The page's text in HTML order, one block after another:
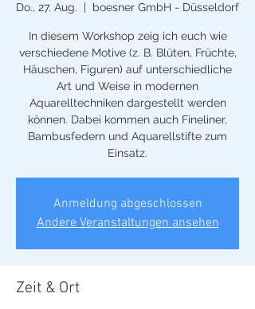
Do., 27. Aug.
  |
boesner GmbH - Düsseldorf
In diesem Workshop zeig ich euch wie
verschiedene Motive (z. B. Blüten, Früchte,
Häuschen, Figuren) auf unterschiedliche
Art und Weise in modernen
Aquarelltechniken dargestellt werden
können. Dabei kommen auch Fineliner,
Bambusfedern und Aquarellstifte zum
Einsatz.
Anmeldung abgeschlossen
Andere Veranstaltungen ansehen
Zeit & Ort